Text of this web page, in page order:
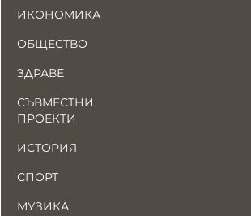
ИКОНОМИКА
ОБЩЕСТВО
ЗДРАВЕ
СЪВМЕСТНИ
ПРОЕКТИ
ИСТОРИЯ
СПОРТ
МУЗИКА